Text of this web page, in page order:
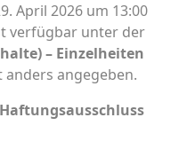
April 2026 um 13:00
verfügbar unter der
– Einzelheiten
anders angegeben.
Haftungsausschluss